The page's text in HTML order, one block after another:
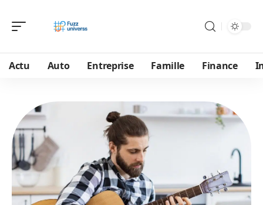
Actu Auto Entreprise Famille Finance